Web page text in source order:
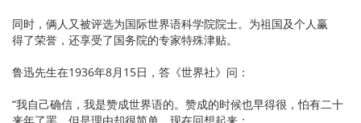
同时，俩人又被评选为国际世界语科学院院士。为祖国及个人赢
得了荣誉，还享受了国务院的专家特殊津贴。
鲁迅先生在1936年8月15日，答《世界社》问：
“我自己确信，我是赞成世界语的。赞成的时候也早得很，怕有二十